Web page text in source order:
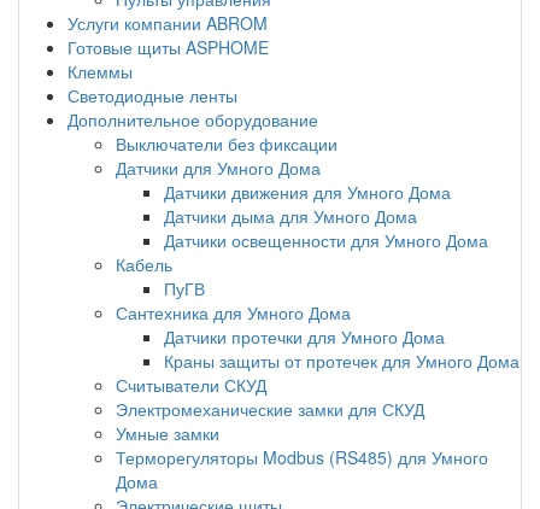
Услуги компании ABROM
Готовые щиты ASPHOME
Клеммы
Светодиодные ленты
Дополнительное оборудование
Выключатели без фиксации
Датчики для Умного Дома
Датчики движения для Умного Дома
Датчики дыма для Умного Дома
Датчики освещенности для Умного Дома
Кабель
ПуГВ
Сантехника для Умного Дома
Датчики протечки для Умного Дома
Краны защиты от протечек для Умного Дома
Считыватели СКУД
Электромеханические замки для СКУД
Умные замки
Терморегуляторы Modbus (RS485) для Умного
Дома